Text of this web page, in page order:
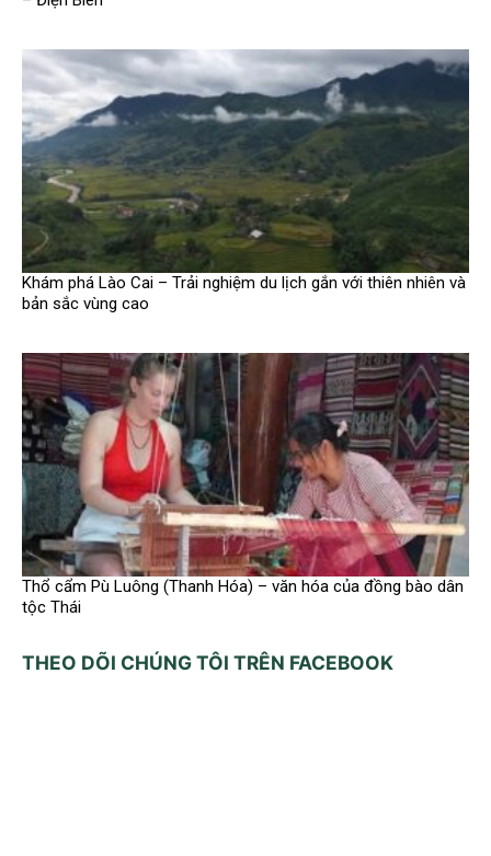
Khám phá Lào Cai – Trải nghiệm du lịch gắn với thiên nhiên và
bản sắc vùng cao
Thổ cẩm Pù Luông (Thanh Hóa) – văn hóa của đồng bào dân
tộc Thái
THEO DÕI CHÚNG TÔI TRÊN FACEBOOK